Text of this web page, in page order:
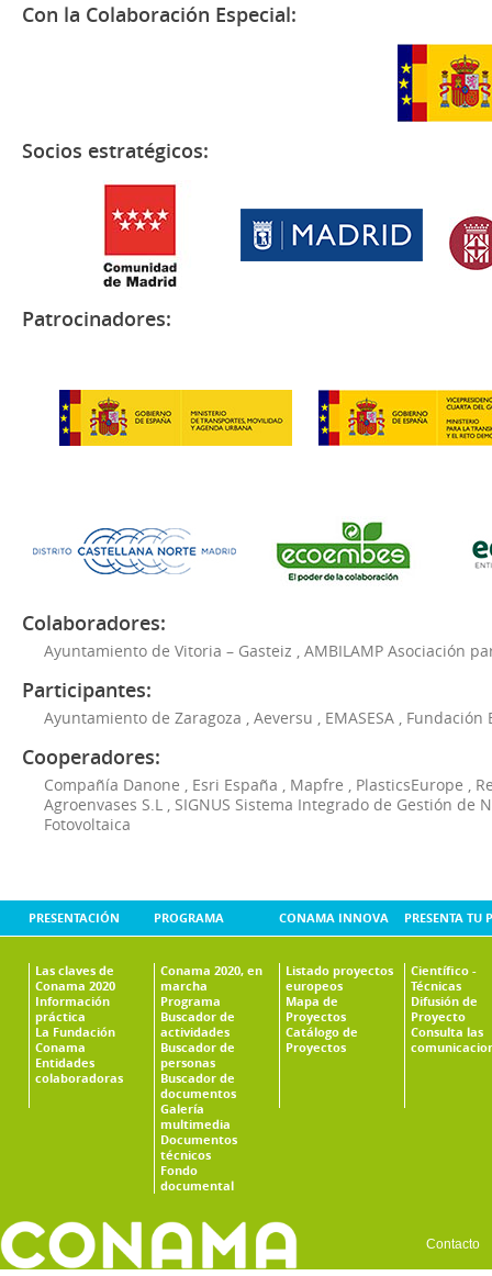
Con la Colaboración Especial:
Socios estratégicos:
Patrocinadores:
Colaboradores:
Ayuntamiento de Vitoria – Gasteiz , AMBILAMP Asociación
Participantes:
Ayuntamiento de Zaragoza , Aeversu , EMASESA , Fundación
Cooperadores:
Compañía Danone , Esri España , Mapfre , PlasticsEurope ,
Agroenvases S.L , SIGNUS Sistema Integrado de Gestión de
Fotovoltaica
PRESENTACIÓN
Las claves de
Conama 2020
Información
práctica
La Fundación
Conama
Entidades
colaboradoras
PROGRAMA
Conama 2020, en
marcha
Programa
Buscador de
actividades
Buscador de
personas
Buscador de
documentos
Galería
multimedia
Documentos
técnicos
Fondo
documental
CONAMA INNOVA
Listado proyectos
europeos
Mapa de
Proyectos
Catálogo de
Proyectos
PRESENTA TU
Científico -
Técnicas
Difusión de
Proyecto
Consulta las
Contacto